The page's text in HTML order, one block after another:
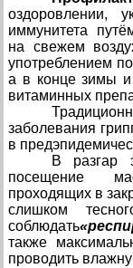
оздоровлении,
иммунитета
на свежем
употреблением
а в конце зимы
витаминных
заболевания
в
В разгар
посещение
проходящих в
слишком
соблюдать
также
проводить